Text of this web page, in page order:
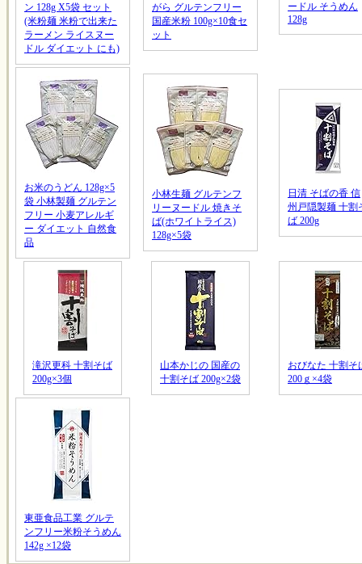
ン 128g X5袋 セット
(米粉麺 米粉で出来た
ラーメン ライスヌー
ドル ダイエット にも)
がら グルテンフリー
国産米粉 100g×10食セ
ット
ードル そうめん
128g
お米のうどん 128g×5
袋 小林製麺 グルテン
フリー 小麦アレルギ
ー ダイエット 自然食
品
小林生麺 グルテンフ
リーヌードル 焼きそ
ば(ホワイトライス)
128g×5袋
日清 そばの香 信
州戸隠製麺 十割
ば 200g
滝沢更科 十割そば
200g×3個
山本かじの 国産の
十割そば 200g×2袋
おびなた 十割そ
200ｇ×4袋
東亜食品工業 グルテ
ンフリー米粉そうめん
142g ×12袋